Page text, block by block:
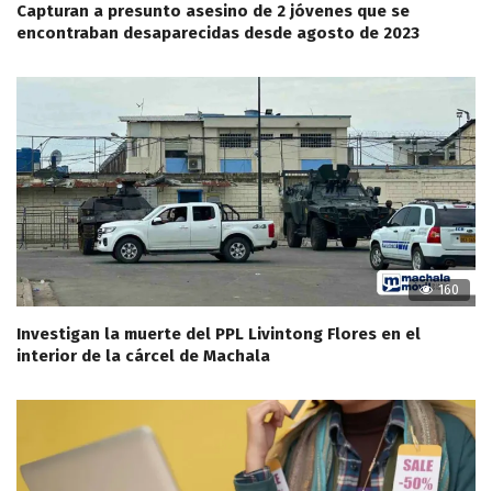
Capturan a presunto asesino de 2 jóvenes que se
encontraban desaparecidas desde agosto de 2023
160
Investigan la muerte del PPL Livintong Flores en el
interior de la cárcel de Machala